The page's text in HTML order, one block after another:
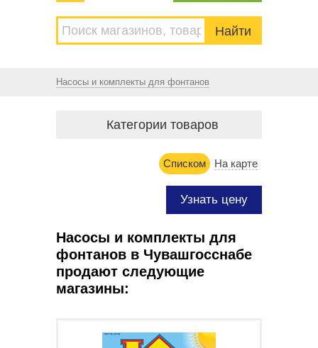
МЕНЮ
Насосы и комплекты для фонтанов
Категории товаров
На карте
Списком
Узнать цену
Насосы и комплекты для
фонтанов в Чувашгосснабе
продают следующие
магазины: